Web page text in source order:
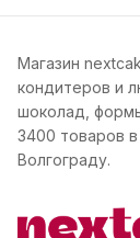
Магазин
кондитеров и
шоколад,
3400 товаров
Волгограду.